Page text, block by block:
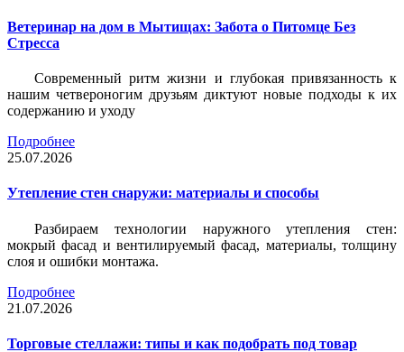
Ветеринар на дом в Мытищах: Забота о Питомце Без
Стресса
Современный ритм жизни и глубокая привязанность к
нашим четвероногим друзьям диктуют новые подходы к их
содержанию и уходу
Подробнее
25.07.2026
Утепление стен снаружи: материалы и способы
Разбираем технологии наружного утепления стен:
мокрый фасад и вентилируемый фасад, материалы, толщину
слоя и ошибки монтажа.
Подробнее
21.07.2026
Торговые стеллажи: типы и как подобрать под товар